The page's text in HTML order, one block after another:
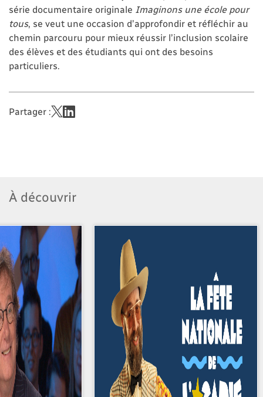
série documentaire originale Imaginons une école pour
tous, se veut une occasion d’approfondir et réfléchir au
chemin parcouru pour mieux réussir l’inclusion scolaire
des élèves et des étudiants qui ont des besoins
particuliers.
Partager :
À découvrir